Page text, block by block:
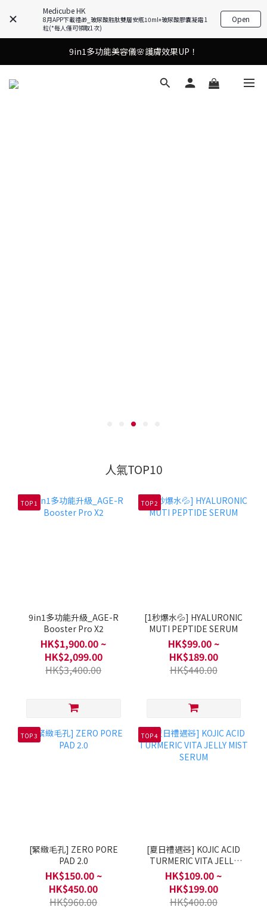
Medicube HK
8月APP下載禮🎁_玻尿酸胜肽雙層安瓶10ml+玻尿酸膠囊凝霜 1
粒(*每人僅可領取1次)
Open
9in1多功能美容儀🌸護膚效果UP！
9in1多功能美容儀🌸護膚效果UP！
油痘肌救星💧玻尿酸58% OFF活動中！
人氣TOP10
TOP 1
9in1多功能升級_AGE-R
Booster Pro X2
HK$1,900.00 ~
HK$2,099.00
HK$3,400.00
TOP 2
[1秒爆水💦] HYALURONIC
MUTI PEPTIDE SERUM
HK$99.00 ~
HK$189.00
HK$440.00
TOP 3
[緊緻毛孔] ZERO PORE
PAD 2.0
HK$150.00 ~
HK$450.00
HK$960.00
TOP 4
[夏日禮遇🧸] KOJIC ACID
TURMERIC VITA JELLY
MIST SERUM
HK$109.00 ~
HK$199.00
HK$400.00